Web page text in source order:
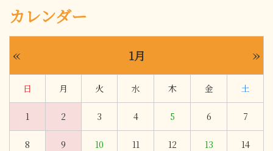
カレンダー
« 1月 »
日 月 火 水 木 金 土
1 2 3 4 5 6 7
8 9 10 11 12 13 14